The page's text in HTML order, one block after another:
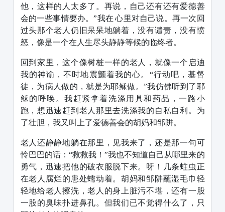
他，这样的人太多了。再说，自己还有还有爱德善
会的一些事情要办。”我在 心里对自己说。再一次回
过头那个老人仍旧呆呆地躺着，没有谴责，没有愤
怒，像是一个在人生尽头静静等候的临终者。
回到家里，这个像树桩一样的老人，就像一个启迪
我的神谕，不时地震颤着我的心。“行动吧，基督
徒，为病人做的，就是为耶稣做。”我仿佛听到了耶
稣的呼唤。我赶紧拿着洗涤用具和药品，一路小
跑，想迅速赶到老人那里去洗涤我的自私自利。为
了壮胆，我又叫上了爱德善会的胡妈和邹阱。
老人还静静地躺在那里，见我来了，还是那一句可
怜巴巴的话：“救救我！”我也不知道自己从哪里来的
勇气，迅速把他的破衣服脱下来。呀！几条蛀虫正
在老人腐烂的患处蠕动着。胡妈和邹阱蘸湿毛巾轻
轻地给老人擦洗，老人的身上脏污不堪，还有一股
一股的臭味扑进鼻孔。但我们已不觉得什么了，只